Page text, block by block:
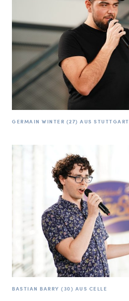
GERMAIN WINTER (27) AUS STUTTGART
BASTIAN BARRY (30) AUS CELLE